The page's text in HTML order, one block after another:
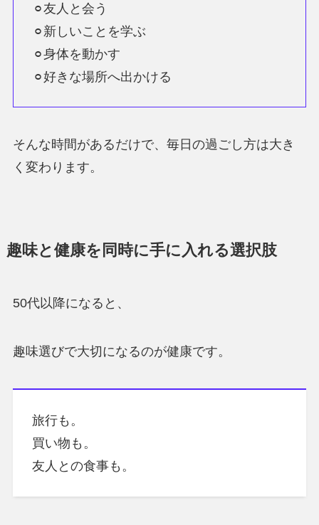
⚪︎友人と会う
⚪︎新しいことを学ぶ
⚪︎身体を動かす
⚪︎好きな場所へ出かける
そんな時間があるだけで、毎日の過ごし方は大き
く変わります。
趣味と健康を同時に手に入れる選択肢
50代以降になると、
趣味選びで大切になるのが健康です。
旅行も。
買い物も。
友人との食事も。